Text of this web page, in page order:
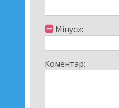
Мінуси:
Коментар: